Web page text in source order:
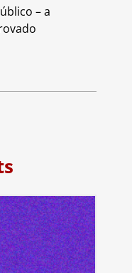
– a